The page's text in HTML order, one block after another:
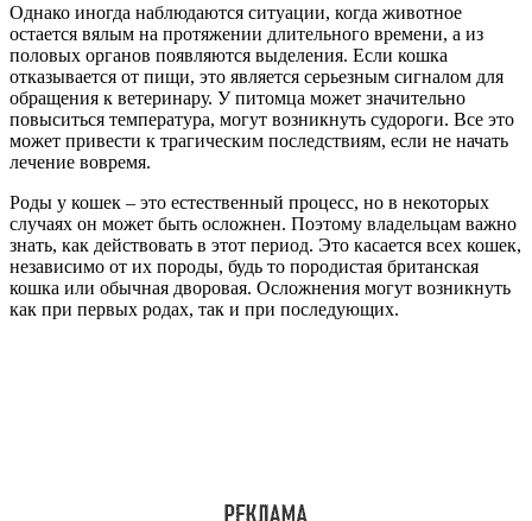
Однако иногда наблюдаются ситуации, когда животное
остается вялым на протяжении длительного времени, а из
половых органов появляются выделения. Если кошка
отказывается от пищи, это является серьезным сигналом для
обращения к ветеринару. У питомца может значительно
повыситься температура, могут возникнуть судороги. Все это
может привести к трагическим последствиям, если не начать
лечение вовремя.
Роды у кошек – это естественный процесс, но в некоторых
случаях он может быть осложнен. Поэтому владельцам важно
знать, как действовать в этот период. Это касается всех кошек,
независимо от их породы, будь то породистая британская
кошка или обычная дворовая. Осложнения могут возникнуть
как при первых родах, так и при последующих.